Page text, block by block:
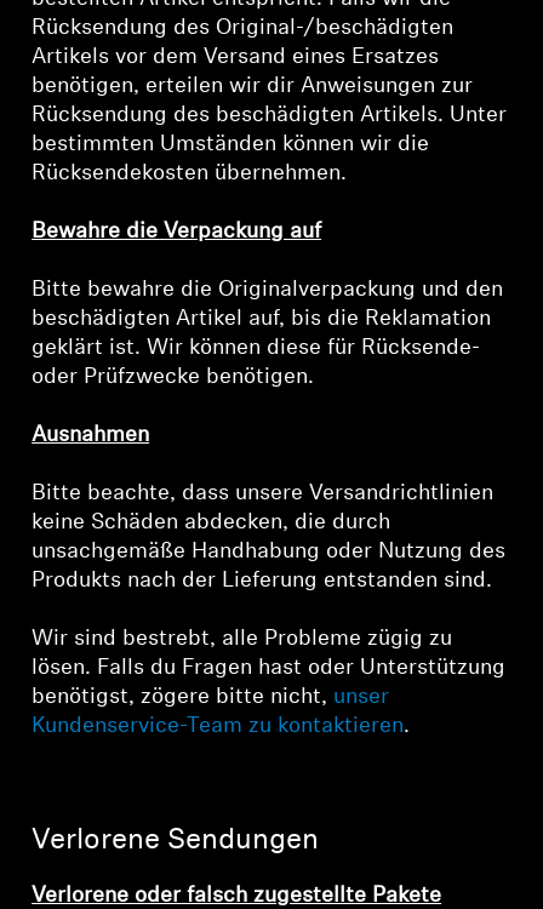
Rücksendung des Original-/beschädigten
Artikels vor dem Versand eines Ersatzes
benötigen, erteilen wir dir Anweisungen zur
Rücksendung des beschädigten Artikels. Unter
bestimmten Umständen können wir die
Rücksendekosten übernehmen.
Bewahre die Verpackung auf
Bitte bewahre die Originalverpackung und den
beschädigten Artikel auf, bis die Reklamation
geklärt ist. Wir können diese für Rücksende-
oder Prüfzwecke benötigen.
Ausnahmen
Bitte beachte, dass unsere Versandrichtlinien
keine Schäden abdecken, die durch
unsachgemäße Handhabung oder Nutzung des
Produkts nach der Lieferung entstanden sind.
Wir sind bestrebt, alle Probleme zügig zu
lösen. Falls du Fragen hast oder Unterstützung
benötigst, zögere bitte nicht, unser
Kundenservice-Team zu kontaktieren.
Verlorene Sendungen
Verlorene oder falsch zugestellte Pakete